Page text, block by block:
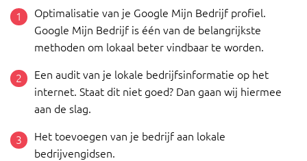
Optimalisatie van je Google Mijn Bedrijf profiel.
Google Mijn Bedrijf is één van de belangrijkste
methoden om lokaal beter vindbaar te worden.
Een audit van je lokale bedrijfsinformatie op het
internet. Staat dit niet goed? Dan gaan wij hiermee
aan de slag.
Het toevoegen van je bedrijf aan lokale
bedrijvengidsen.